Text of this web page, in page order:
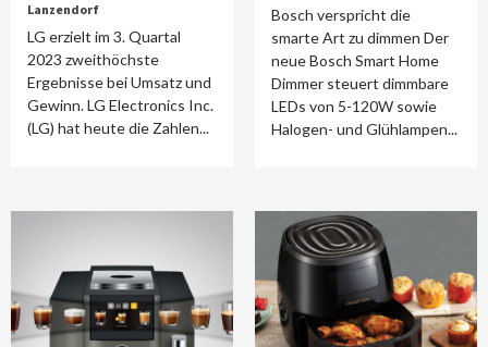
Lanzendorf
LG erzielt im 3. Quartal
2023 zweithöchste
Ergebnisse bei Umsatz und
Gewinn. LG Electronics Inc.
(LG) hat heute die Zahlen...
Bosch verspricht die
smarte Art zu dimmen Der
neue Bosch Smart Home
Dimmer steuert dimmbare
LEDs von 5-120W sowie
Halogen- und Glühlampen...